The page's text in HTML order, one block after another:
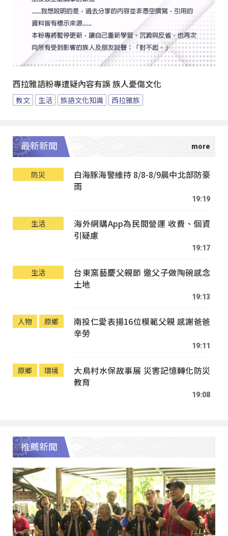
西拉雅語粉專遭疑內容有誤 族人憂傷文化
教文 生活 族語文化知識 西拉雅族
最新新聞
防災
白海豚海警維持 8/8-8/9晨中北部防豪
雨
19:19
生活
海外網購App為民間營運 收費、個資
引疑慮
19:17
生活
台東窯藝慶父親節 邀父子做陶碗感念
土地
19:13
人物 原鄉
南投仁愛表揚16位模範父親 感謝爸爸
辛勞
19:11
原鄉 環境
大鳥村水保故事展 災害記憶轉化防災
教育
19:08
推薦新聞